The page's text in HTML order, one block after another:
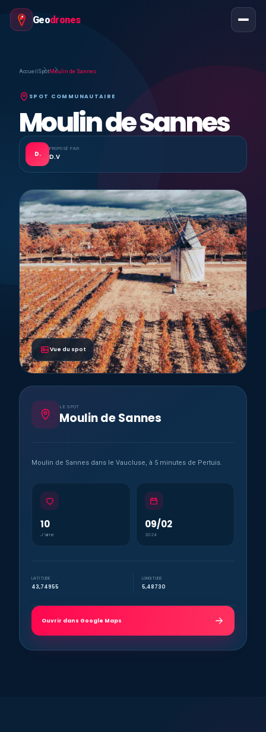
Geodrones
Accueil SpotMoulin de Sannes
SPOT COMMUNAUTAIRE
Moulin de Sannes
D.
PROPOSÉ PAR
D.V
Vue du spot
LE SPOT
Moulin de Sannes
Moulin de Sannes dans le Vaucluse, à 5 minutes de Pertuis.
10
J’aime
09/02
2024
LATITUDE
43,74955
LONGITUDE
5,48730
Ouvrir dans Google Maps